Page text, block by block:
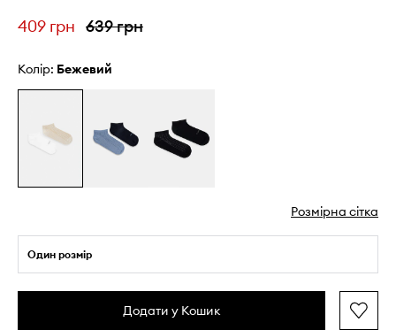
409 грн 639 грн
Колір: бежевий
Розмірна сітка
Один розмір
Додати у Кошик